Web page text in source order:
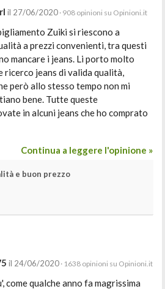
il 27/06/2020 · 908 opinioni su Opinioni.it
Zuiki si riescono a
a prezzi convenienti, tra questi
mancare i jeans. Li porto molto
ricerco jeans di valida qualità,
però allo stesso tempo non mi
bene. Tutte queste
in alcuni jeans che ho comprato
Continua a leggere l'opinione »
e buon prezzo
il 24/06/2020 · 1638 opinioni su Opinioni.it
come qualche anno fa magrissima